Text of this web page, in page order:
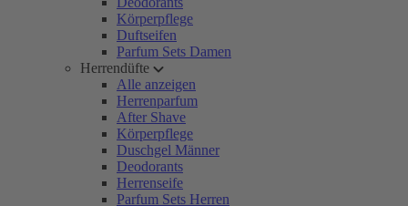
Körperpflege
Duftseifen
Parfum Sets Damen
Herrendüfte
Alle anzeigen
Herrenparfum
After Shave
Körperpflege
Duschgel Männer
Deodorants
Herrenseife
Parfum Sets Herren